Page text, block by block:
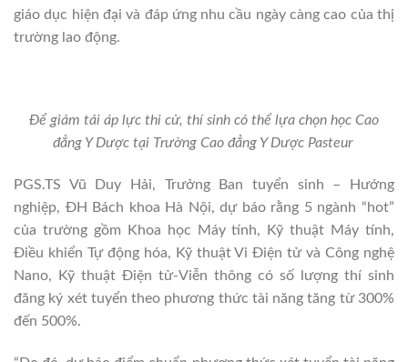
giáo dục hiện đại và đáp ứng nhu cầu ngày càng cao của thị
trường lao động.
Để giảm tải áp lực thi cử, thí sinh có thể lựa chọn học Cao
đẳng Y Dược tại Trường Cao đẳng Y Dược Pasteur
PGS.TS Vũ Duy Hải, Trưởng Ban tuyển sinh – Hướng
nghiệp, ĐH Bách khoa Hà Nội, dự báo rằng 5 ngành “hot”
của trường gồm Khoa học Máy tính, Kỹ thuật Máy tính,
Điều khiển Tự động hóa, Kỹ thuật Vi Điện tử và Công nghệ
Nano, Kỹ thuật Điện tử-Viễn thông có số lượng thí sinh
đăng ký xét tuyển theo phương thức tài năng tăng từ 300%
đến 500%.